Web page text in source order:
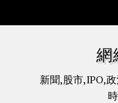
網
新聞,股市,IPO,
時